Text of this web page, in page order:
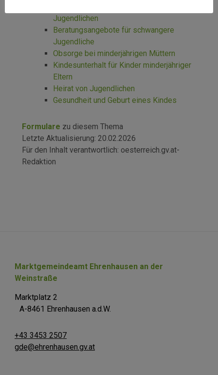
Jugendlichen
Beratungsangebote für schwangere
Jugendliche
Obsorge bei minderjährigen Müttern
Kindesunterhalt für Kinder minderjähriger
Eltern
Heirat von Jugendlichen
Gesundheit und Geburt eines Kindes
Formulare zu diesem Thema
Letzte Aktualisierung: 20.02.2026
Für den Inhalt verantwortlich: oesterreich.gv.at-
Redaktion
Marktgemeindeamt Ehrenhausen an der
Weinstraße
Marktplatz 2
A-8461 Ehrenhausen a.d.W.
+43 3453 2507
gde@ehrenhausen.gv.at